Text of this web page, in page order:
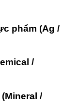
phẩm (Ag /
/
/